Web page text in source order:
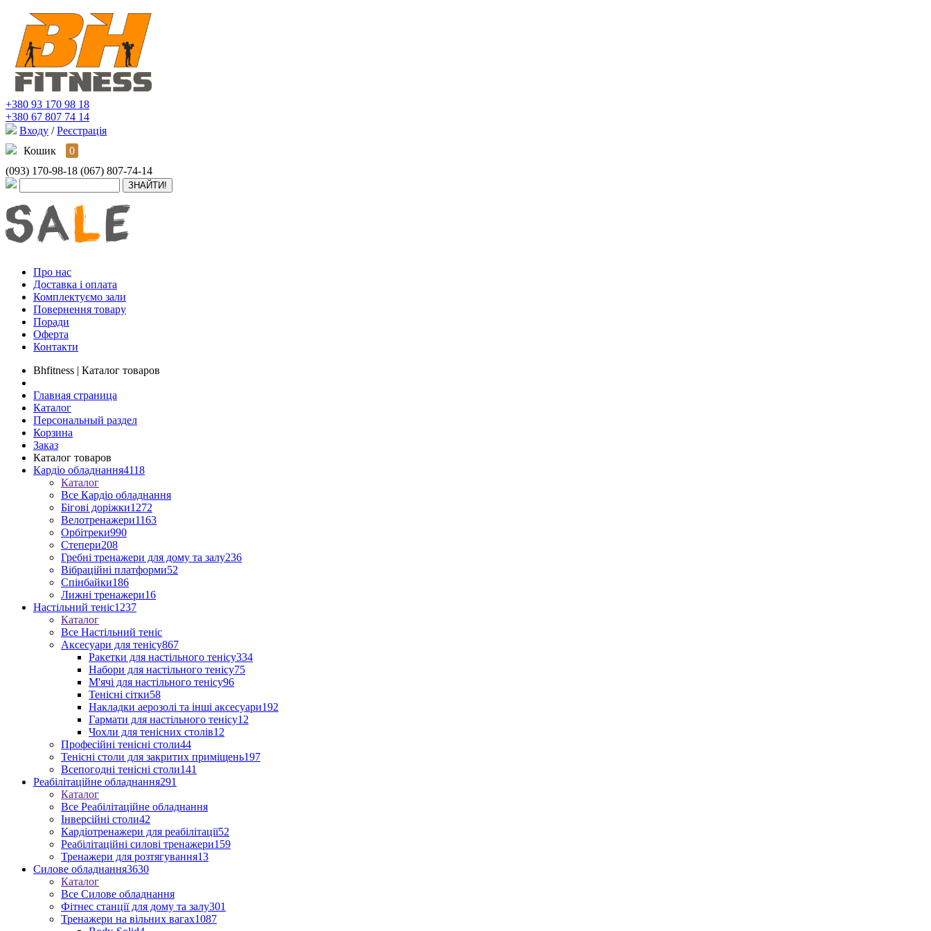
+380 93 170 98 18
+380 67 807 74 14
Входу / Реєстрація
Кошик
0
(093) 170-98-18 (067) 807-74-14
Про нас
Доставка і оплата
Комплектуємо зали
Повернення товару
Поради
Оферта
Контакти
Bhfitness | Каталог товаров
Главная страница
Каталог
Персональный раздел
Корзина
Заказ
Каталог товаров
Кардіо обладнання4118
Каталог
Все Кардіо обладнання
Бігові доріжки1272
Велотренажери1163
Орбітреки990
Степери208
Гребні тренажери для дому та залу236
Вібраційні платформи52
Спінбайки186
Лижні тренажери16
Настільний теніс1237
Каталог
Все Настільний теніс
Аксесуари для тенісу867
Ракетки для настільного тенісу334
Набори для настільного тенісу75
М'ячі для настільного тенісу96
Тенісні сітки58
Накладки аерозолі та інші аксесуари192
Гармати для настільного тенісу12
Чохли для тенісних столів12
Професійні тенісні столи44
Тенісні столи для закритих приміщень197
Всепогодні тенісні столи141
Реабілітаційне обладнання291
Каталог
Все Реабілітаційне обладнання
Інверсійні столи42
Кардіотренажери для реабілітації52
Реабілітаційні силові тренажери159
Тренажери для розтягування13
Силове обладнання3630
Каталог
Все Силове обладнання
Фітнес станції для дому та залу301
Тренажери на вільних вагах1087